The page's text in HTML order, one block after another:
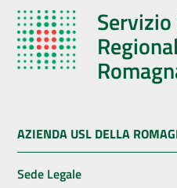
AZIENDA USL DELLA
Sede Legale